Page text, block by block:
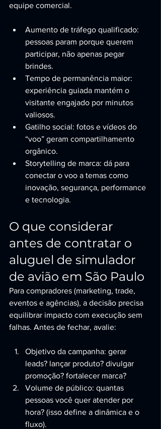
equipe comercial.
Aumento de tráfego qualificado:
pessoas param porque querem
participar, não apenas pegar
brindes.
Tempo de permanência maior:
experiência guiada mantém o
visitante engajado por minutos
valiosos.
Gatilho social: fotos e vídeos do
“voo” geram compartilhamento
orgânico.
Storytelling de marca: dá para
conectar o voo a temas como
inovação, segurança, performance
e tecnologia.
O que considerar
antes de contratar o
aluguel de simulador
de avião em São Paulo
Para compradores (marketing, trade,
eventos e agências), a decisão precisa
equilibrar impacto com execução sem
falhas. Antes de fechar, avalie:
Objetivo da campanha: gerar
leads? lançar produto? divulgar
promoção? fortalecer marca?
Volume de público: quantas
pessoas você quer atender por
hora? (isso define a dinâmica e o
fluxo).